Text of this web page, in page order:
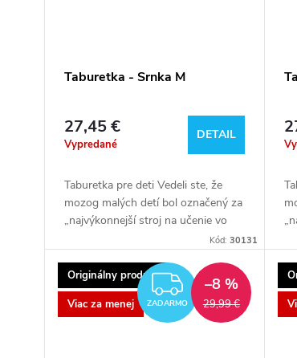
Taburetka - Srnka M
27,45 €
Vypredané
DETAIL
Taburetka pre deti Vedeli ste, že
mozog malých detí bol označený za
„najvýkonnejší stroj na učenie vo
vesmíre“? Takmer okamžite po
sa...
Kód:30131
Originálny produkt
Viac za menej
ZADARMO
ZADARMO 29,99 €
–8 %